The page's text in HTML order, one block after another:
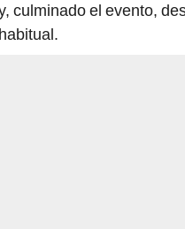
culminado el evento,
habitual.